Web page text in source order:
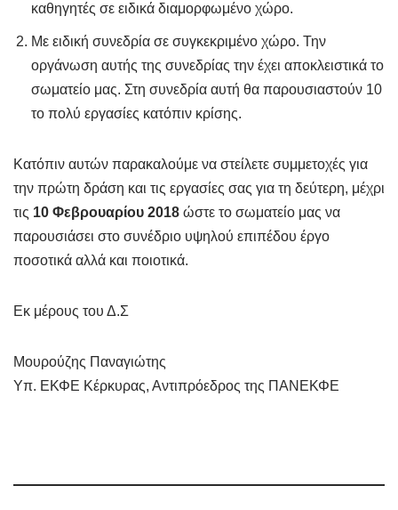
καθηγητές σε ειδικά διαμορφωμένο χώρο.
Με ειδική συνεδρία σε συγκεκριμένο χώρο. Την
οργάνωση αυτής της συνεδρίας την έχει αποκλειστικά το
σωματείο μας. Στη συνεδρία αυτή θα παρουσιαστούν 10
το πολύ εργασίες κατόπιν κρίσης.
Κατόπιν αυτών παρακαλούμε να στείλετε συμμετοχές για
την πρώτη δράση και τις εργασίες σας για τη δεύτερη, μέχρι
τις 10 Φεβρουαρίου 2018 ώστε το σωματείο μας να
παρουσιάσει στο συνέδριο υψηλού επιπέδου έργο
ποσοτικά αλλά και ποιοτικά.
Εκ μέρους του Δ.Σ
Μουρούζης Παναγιώτης
Υπ. ΕΚΦΕ Κέρκυρας, Αντιπρόεδρος της ΠΑΝΕΚΦΕ